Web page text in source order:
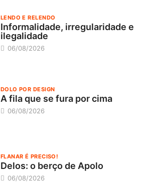
LENDO E RELENDO
Informalidade, irregularidade e
ilegalidade
06/08/2026
DOLO POR DESIGN
A fila que se fura por cima
06/08/2026
FLANAR É PRECISO!
Delos: o berço de Apolo
06/08/2026